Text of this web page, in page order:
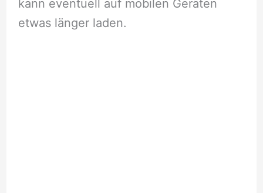
kann eventuell auf mobilen Geräten
etwas länger laden.